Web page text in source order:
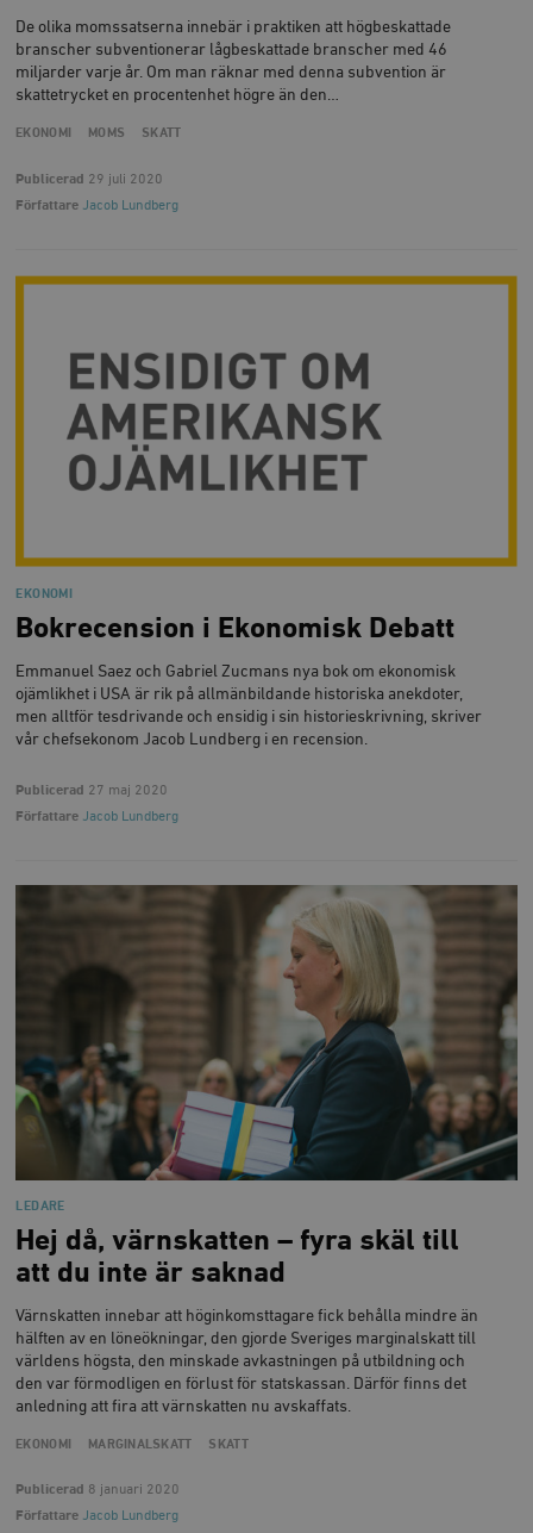
De olika momssatserna innebär i praktiken att högbeskattade
branscher subventionerar lågbeskattade branscher med 46
miljarder varje år. Om man räknar med denna subvention är
skattetrycket en procentenhet högre än den…
EKONOMI MOMS SKATT
Publicerad 29 juli 2020
Författare Jacob Lundberg
EKONOMI
Bokrecension i Ekonomisk Debatt
Emmanuel Saez och Gabriel Zucmans nya bok om ekonomisk
ojämlikhet i USA är rik på allmänbildande historiska anekdoter,
men alltför tesdrivande och ensidig i sin historieskrivning, skriver
vår chefsekonom Jacob Lundberg i en recension.
Publicerad 27 maj 2020
Författare Jacob Lundberg
LEDARE
Hej då, värnskatten – fyra skäl till
att du inte är saknad
Värnskatten innebar att höginkomsttagare fick behålla mindre än
hälften av en löneökningar, den gjorde Sveriges marginalskatt till
världens högsta, den minskade avkastningen på utbildning och
den var förmodligen en förlust för statskassan. Därför finns det
anledning att fira att värnskatten nu avskaffats.
EKONOMI MARGINALSKATT SKATT
Publicerad 8 januari 2020
Författare Jacob Lundberg